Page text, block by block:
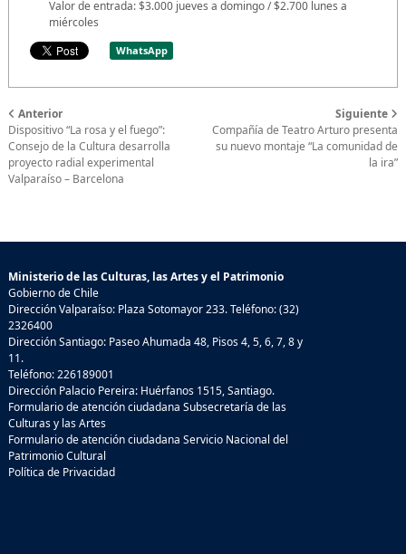
Valor de entrada: $3.000 jueves a domingo / $2.700 lunes a
miércoles
WhatsApp
Anterior
Dispositivo “La rosa y el fuego”:
Consejo de la Cultura desarrolla
proyecto radial experimental
Valparaíso – Barcelona
Siguiente
Compañía de Teatro Arturo presenta
su nuevo montaje “La comunidad de
la ira”
Ministerio de las Culturas, las Artes y el Patrimonio
Gobierno de Chile
Dirección Valparaíso: Plaza Sotomayor 233. Teléfono: (32)
2326400
Dirección Santiago: Paseo Ahumada 48, Pisos 4, 5, 6, 7, 8 y
11.
Teléfono: 226189001
Dirección Palacio Pereira: Huérfanos 1515, Santiago.
Formulario de atención ciudadana Subsecretaría de las
Culturas y las Artes
Formulario de atención ciudadana Servicio Nacional del
Patrimonio Cultural
Política de Privacidad